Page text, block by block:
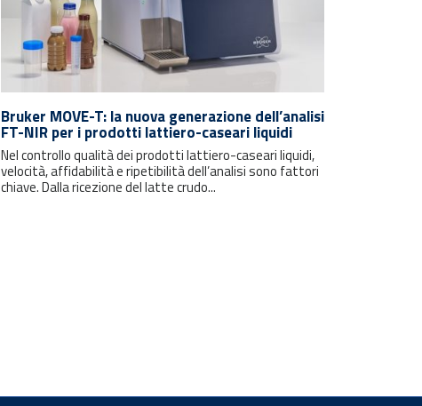
Bruker MOVE-T: la nuova generazione dell’analisi
FT-NIR per i prodotti lattiero-caseari liquidi
Nel controllo qualità dei prodotti lattiero-caseari liquidi,
velocità, affidabilità e ripetibilità dell’analisi sono fattori
chiave. Dalla ricezione del latte crudo...